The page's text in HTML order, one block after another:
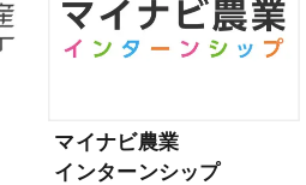
マイナビ農業
インターンシップ